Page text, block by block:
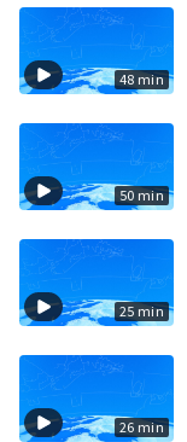
48 min
50 min
25 min
26 min